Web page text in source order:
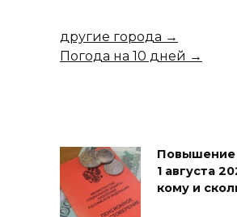
другие города →
Погода на 10 дней →
Повышение
1 августа
кому и